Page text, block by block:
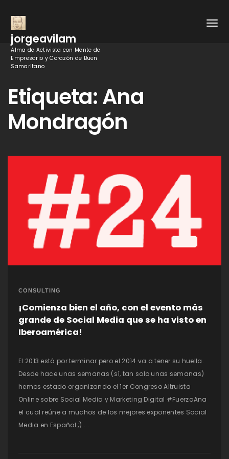
jorgeavilam
Alma de Activista con Mente de
Empresario y Corazón de Buen
Samaritano
Etiqueta:Ana
Mondragón
CONSULTING
¡Comienza bien el año, con el evento más
grande de Social Media que se ha visto en
Iberoamérica!
El 2013 está por terminar pero el 2014 va a tener su huella.
Desde hace unas semanas (sí, tan solo unas semanas)
hemos estado organizando el 1er Congreso Altruista
Online sobre Social Media y Marketing Digital #FuerzaAna
el cual reúne a muchos de los mejores exponentes Social
Media en Español ;)....